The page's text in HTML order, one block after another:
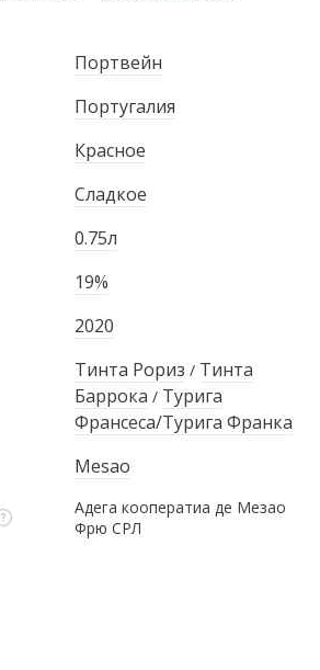
Портвейн
Португалия
Красное
Сладкое
0.75л
19%
2020
Тинта Рориз / Тинта
Баррока / Турига
Франсеса/Турига Франка
Mesao
Адега кооператиа де Мезао
Фрю СРЛ